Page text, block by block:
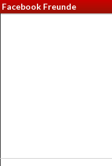
Facebook Freunde